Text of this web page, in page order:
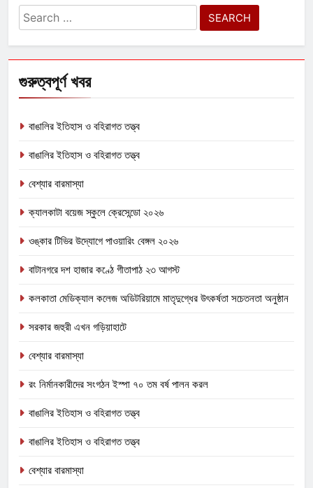
Search
for:
গুরুত্বপূর্ণ খবর
বাঙালির ইতিহাস ও বহিরাগত তত্ত্ব
বাঙালির ইতিহাস ও বহিরাগত তত্ত্ব
বেশ্যার বারমাস্যা
ক্যালকাটা বয়েজ স্কুলে ক্রেসেন্ডো ২০২৬
ওঙ্কার টিভির উদ্যোগে পাওয়ারিং বেঙ্গল ২০২৬
বাটানগরে দশ হাজার কণ্ঠে গীতাপাঠ ২৩ আগস্ট
কলকাতা মেডিক্যাল কলেজ অডিটরিয়ামে মাতৃদুগ্ধের উৎকর্ষতা সচেতনতা অনুষ্ঠান
সরকার জহুরী এখন গড়িয়াহাটে
বেশ্যার বারমাস্যা
রং নির্মানকারীদের সংগঠন ইস্পা ৭০ তম বর্ষ পালন করল
বাঙালির ইতিহাস ও বহিরাগত তত্ত্ব
বাঙালির ইতিহাস ও বহিরাগত তত্ত্ব
বেশ্যার বারমাস্যা